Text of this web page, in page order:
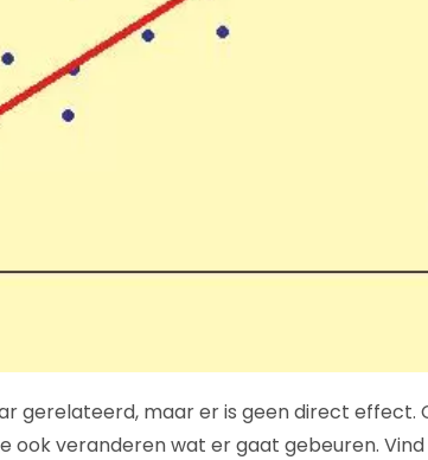
gerelateerd, maar er is geen direct effect.
ook veranderen wat er gaat gebeuren.